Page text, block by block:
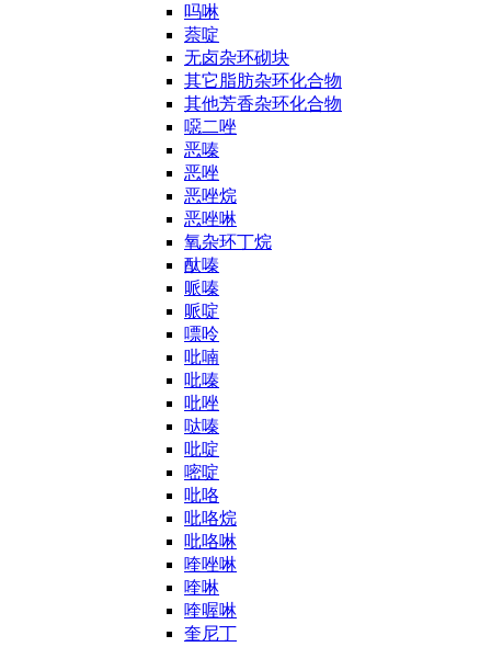
吗啉
萘啶
无卤杂环砌块
其它脂肪杂环化合物
其他芳香杂环化合物
噁二唑
恶嗪
恶唑
恶唑烷
恶唑啉
氧杂环丁烷
酞嗪
哌嗪
哌啶
嘌呤
吡喃
吡嗪
吡唑
哒嗪
吡啶
嘧啶
吡咯
吡咯烷
吡咯啉
喹唑啉
喹啉
喹喔啉
奎尼丁